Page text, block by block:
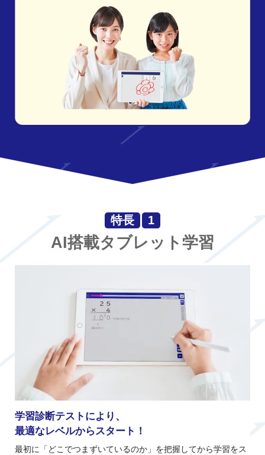
特長 1
AI搭載タブレット学習
学習診断テストにより、
最適なレベルからスタート！
最初に「どこでつまずいているのか」を把握してから学習をス